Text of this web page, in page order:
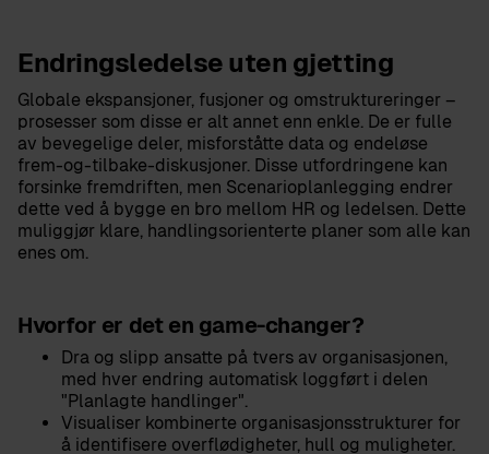
Endringsledelse uten gjetting
Globale ekspansjoner, fusjoner og omstruktureringer –
prosesser som disse er alt annet enn enkle. De er fulle
av bevegelige deler, misforståtte data og endeløse
frem-og-tilbake-diskusjoner. Disse utfordringene kan
forsinke fremdriften, men Scenarioplanlegging endrer
dette ved å bygge en bro mellom HR og ledelsen. Dette
muliggjør klare, handlingsorienterte planer som alle kan
enes om.
Hvorfor er det en game-changer?
Dra og slipp ansatte på tvers av organisasjonen,
med hver endring automatisk loggført i delen
"Planlagte handlinger".
Visualiser kombinerte organisasjonsstrukturer for
å identifisere overflødigheter, hull og muligheter.